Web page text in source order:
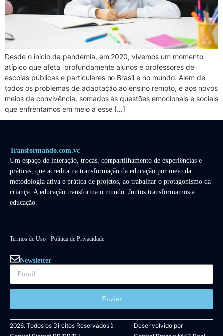
Desde o início da pandemia, em 2020, vivemos um momento
atípico que afeta profundamente alunos e professores de
escolas públicas e particulares no Brasil e no mundo. Além de
todos os problemas de adaptação ao ensino remoto, e aos novos
meios de convivência, somados às questões emocionais e sociais
que enfrentamos em meio a esse […]
Transformando.com.vc
Um espaço de interação, trocas, compartilhamento de experiências e
práticas, que acredita na transformação da educação por meio da
metodologia ativa e prática de projetos, ao trabalhar o protagonismo da
criança. A educação transforma o mundo. Juntos transformamos a
educação.
Termos de Uso Política de Privacidade
Newsletter
Enviar
2026. Todos os Direitos Reservados à
Desenvolvido por